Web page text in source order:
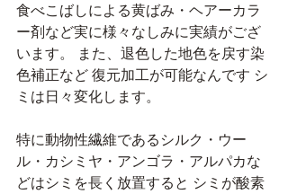
食べこばしによる黄ばみ・ヘアーカラ
ー剤など実に様々なしみに実績がござ
います。 また、退色した地色を戻す染
色補正など 復元加工が可能なんです シ
ミは日々変化します。
特に動物性繊維であるシルク・ウー
ル・カシミヤ・アンゴラ・アルパカな
どはシミを長く放置すると シミが酸素